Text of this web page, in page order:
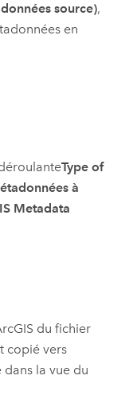
source),
en
Type of
à
Metadata
du fichier
copié vers
dans la vue du